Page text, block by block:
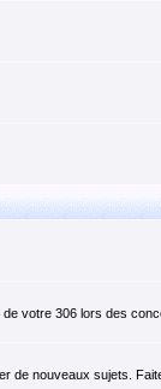
votre 306 lors des
de nouveaux sujets.